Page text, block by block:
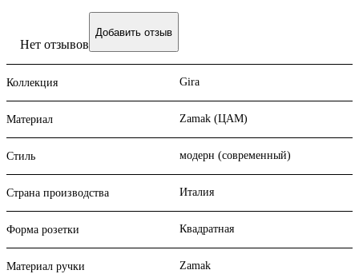
Нет отзывов
Добавить отзыв
Коллекция Gira
Материал Zamak (ЦАМ)
Стиль модерн (современный)
Страна производства Италия
Форма розетки Квадратная
Материал ручки Zamak